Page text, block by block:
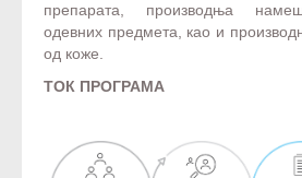
препарата, производња
одевних предмета, као и
од коже.
ТОК ПРОГРАМА